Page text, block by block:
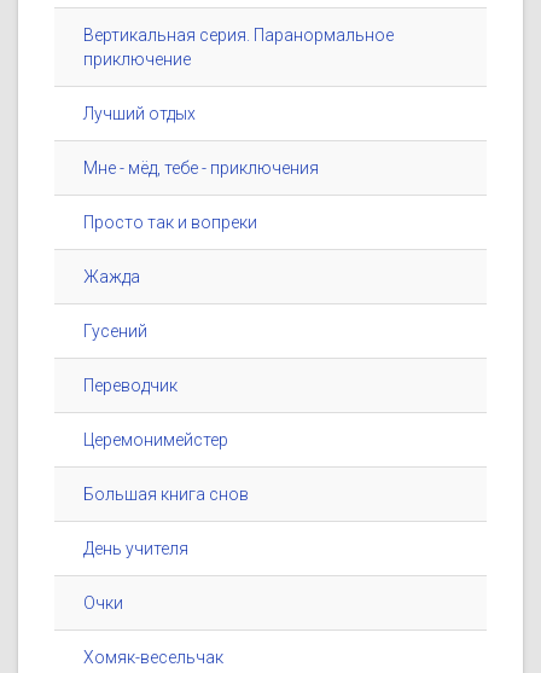
Вертикальная серия. Паранормальное
приключение
Лучший отдых
Мне - мёд, тебе - приключения
Просто так и вопреки
Жажда
Гусений
Переводчик
Церемонимейстер
Большая книга снов
День учителя
Очки
Хомяк-весельчак